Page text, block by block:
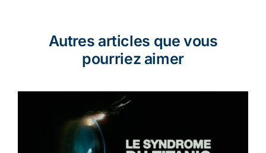
Autres articles que vous
pourriez aimer